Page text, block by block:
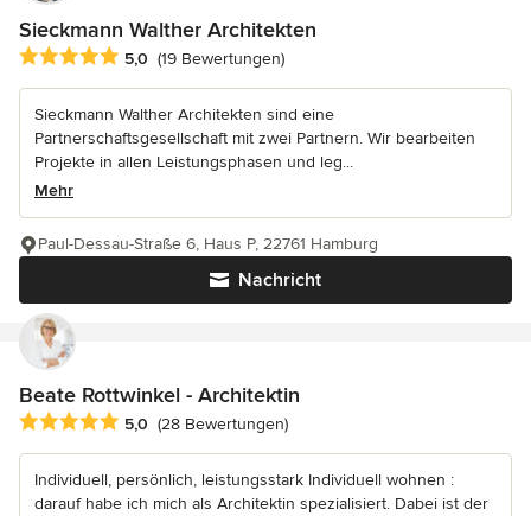
Sieckmann Walther Architekten
Durchschnittliche Bewertung: 5 von 5 Sternen
5,0 (19 Bewertungen)
Sieckmann Walther Architekten sind eine
Partnerschaftsgesellschaft mit zwei Partnern. Wir bearbeiten
Projekte in allen Leistungsphasen und leg...
Mehr
Nachricht
Paul-Dessau-Straße 6, Haus P, 22761 Hamburg
Beate Rottwinkel - Architektin
Durchschnittliche Bewertung: 5 von 5 Sternen
5,0 (28 Bewertungen)
Individuell, persönlich, leistungsstark Individuell wohnen :
darauf habe ich mich als Architektin spezialisiert. Dabei ist der